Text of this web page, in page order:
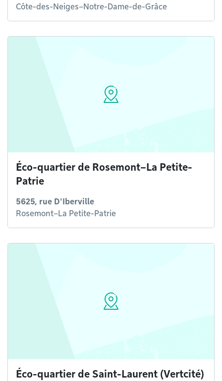
Côte-des-Neiges–Notre-Dame-de-Grâce
Éco-quartier de Rosemont–La Petite-
Patrie
5625, rue D'Iberville
Rosemont–La Petite-Patrie
Éco-quartier de Saint-Laurent (Vertcité)